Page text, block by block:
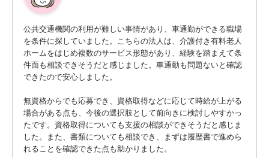
公共交通機関の利用が難しい事情があり、車通勤ができる職場
を条件に探していました。こちらの法人は、介護付き有料老人
ホームをはじめ複数のサービス形態があり、経験を踏まえて条
件面も相談できそうだと感じました。車通勤も問題ないと確認
できたので安心しました。
無資格からでも応募でき、資格取得などに応じて時給が上がる
場合がある点も、今後の選択肢として前向きに検討しやすかっ
たです。資格取得についても支援の相談ができそうだと感じま
した。また、書類についても相談でき、まずは履歴書で進めら
れることを確認できた点も助かりました。